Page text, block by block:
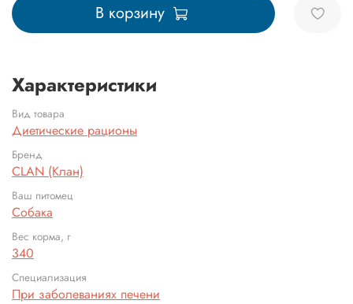
В корзину
Характеристики
Вид товара
Диетические рационы
Бренд
CLAN (Клан)
Ваш питомец
Собака
Вес корма, г
340
Специализация
При заболеваниях печени